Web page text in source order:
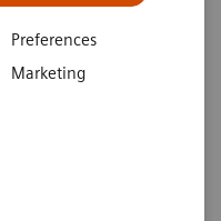
Preferences
Marketing